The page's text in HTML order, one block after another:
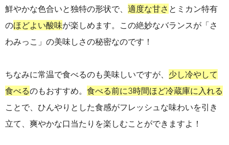
鮮やかな色合いと独特の形状で、 適度な甘さ とミカン特有
のほどよい酸味が楽しめます。この絶妙なバランスが「さ
わみっこ」の美味しさの秘密なのです！
ちなみに常温で食べるのも美味しいですが、 少し冷やして
食べるのもおすすめ。 食べる前に3時間ほど冷蔵庫に入れる
ことで、ひんやりとした食感がフレッシュな味わいを引き
立て、爽やかな口当たりを楽しむことができますよ！